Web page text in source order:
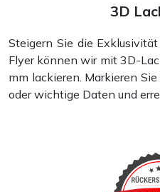
Visitenkarten
3D
Steigern Sie die
Flyer können wir mit 3D-
mm lackieren. Markieren
oder wichtige Daten und